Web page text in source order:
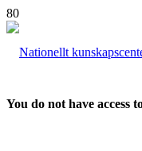
You do not have access